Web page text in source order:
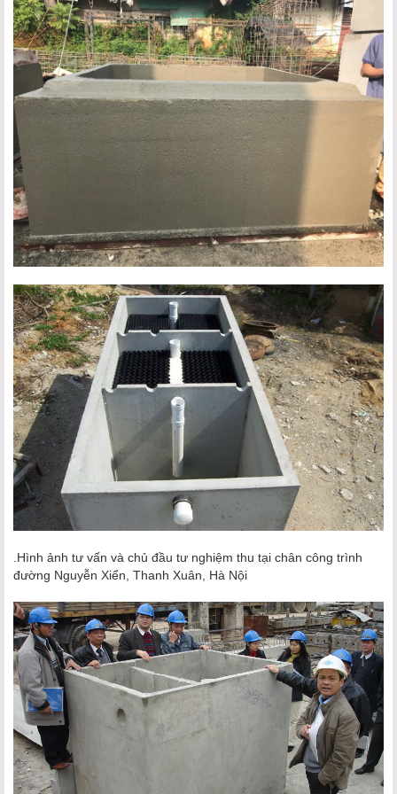
.Hình ảnh tư vấn và chủ đầu tư nghiệm thu tại chân công trình
đường Nguyễn Xiển, Thanh Xuân, Hà Nội